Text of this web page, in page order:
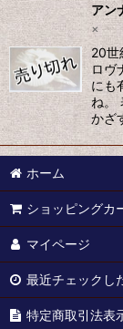
アン
×
20世
ロヴ
にも
ね。
かざ
ホーム
ショッピングカ
マイページ
最近チェックし
特定商取引法表